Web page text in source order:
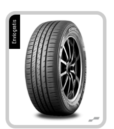
Envío gratis